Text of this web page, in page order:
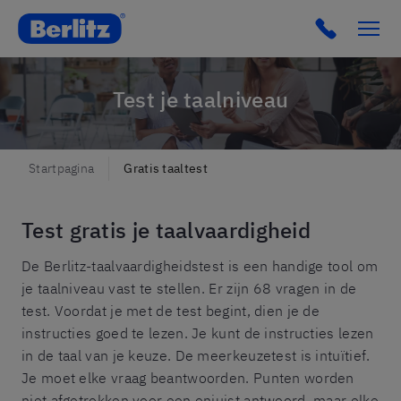
Berlitz Netherlands Click to
Test je taalniveau
Startpagina Gratis taaltest
Test gratis je taalvaardigheid
De Berlitz-taalvaardigheidstest is een handige tool om
je taalniveau vast te stellen. Er zijn 68 vragen in de
test. Voordat je met de test begint, dien je de
instructies goed te lezen. Je kunt de instructies lezen
in de taal van je keuze. De meerkeuzetest is intuïtief.
Je moet elke vraag beantwoorden. Punten worden